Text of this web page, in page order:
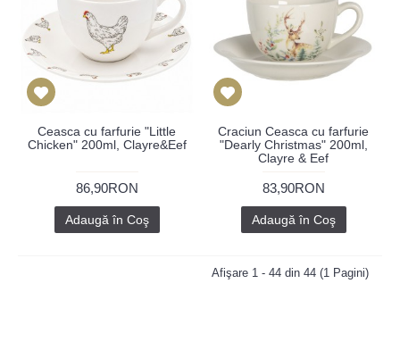
Ceasca cu farfurie "Little
Chicken" 200ml, Clayre&Eef
86,90RON
Adaugă în Coş
Craciun Ceasca cu farfurie
"Dearly Christmas" 200ml,
Clayre & Eef
83,90RON
Adaugă în Coş
Afişare 1 - 44 din 44 (1 Pagini)